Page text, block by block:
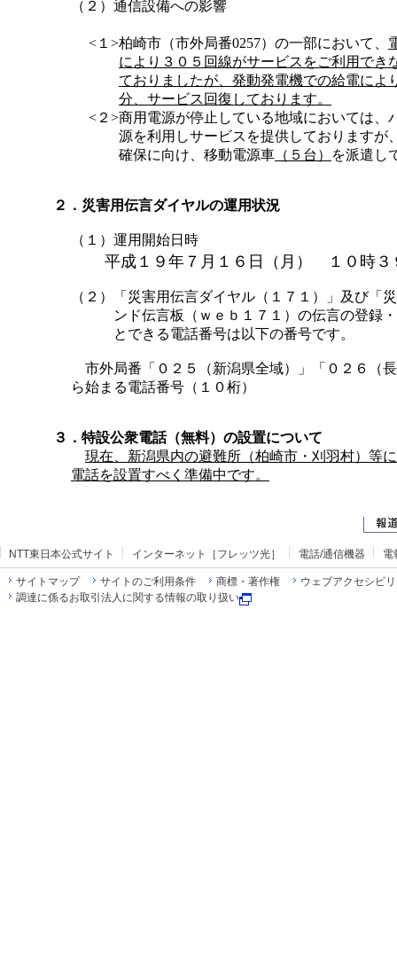
（２）通信設備への影響
<１>柏崎市（市外局番0257）の一部において、
により３０５回線がサービスをご利用でき
ておりましたが、発動発電機での給電によ
分、サービス回復しております。
<２>商用電源が停止している地域においては、
源を利用しサービスを提供しておりますが
確保に向け、移動電源車 （５台） を派遣し
２．災害用伝言ダイヤルの運用状況
（１）運用開始日時
平成１９年７月１６日（月） １０時３
（２）
「災害用伝言ダイヤル（１７１）」及び「
ンド伝言板（ｗｅｂ１７１）の伝言の登録
とできる電話番号は以下の番号です。
市外局番「０２５（新潟県全域）」「０２６（
ら始まる電話番号（１０桁）
３．特設公衆電話（無料）の設置について
現在、新潟県内の避難所（柏崎市・刈羽村）等
電話を設置すべく準備中です。
NTT東日本公式サイト インターネット［フレッツ光］ 電話/通信機器 電
サイトマップ サイトのご利用条件 商標・著作権
ウェブアクセシビ
調達に係るお取引法人に関する情報の取り扱い